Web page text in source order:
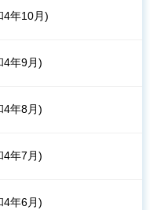
4年10月)
4年9月)
4年8月)
4年7月)
4年6月)